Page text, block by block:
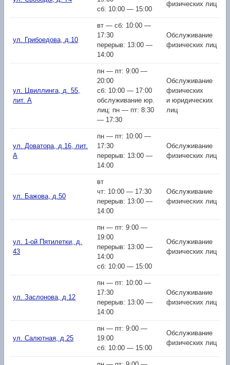
сб: 10:00 — 15:00
физических лиц
ул. Грибоедова, д.10
вт — сб: 10:00 —
17:30
перерыв: 13:00 —
14:00
Обслуживание
физических лиц
ул. Цвиллинга, д. 55,
лит. А
пн — пт: 9:00 —
20:00
сб: 10:00 — 17:00
обслуживание юр.
лиц: пн — пт: 8:30
— 17:30
Обслуживание
физических
и юридических
лиц
ул. Доватора, д.16, лит.
А
пн — пт: 10:00 —
17:30
перерыв: 13:00 —
14:00
Обслуживание
физических лиц
ул. Бажова, д.50
вт
чт: 10:00 — 17:30
перерыв: 13:00 —
14:00
Обслуживание
физических лиц
ул. 1-ой Пятилетки, д.
43
пн — пт: 9:00 —
19:00
перерыв: 13:00 —
14:00
сб: 10:00 — 15:00
Обслуживание
физических лиц
ул. Заслонова, д.12
пн — пт: 10:00 —
17:30
перерыв: 13:00 —
14:00
Обслуживание
физических лиц
ул. Салютная, д.25
пн — пт: 9:00 —
19:00
сб: 10:00 — 15:00
Обслуживание
физических лиц